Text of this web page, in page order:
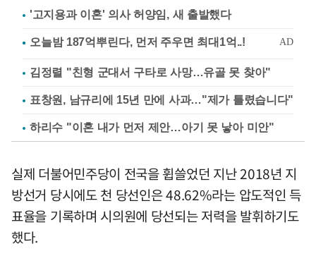
'고지용과 이혼' 의사 허양임, 새 출발했다
김정렬 "친형 군대서 구타로 사망…유골 못 찾아"
표창원, 남규리에 15년 만에 사과…"제가 틀렸습니다"
하리수 "이혼 내가 먼저 제안…아기 못 낳아 미안"
실제 더불어민주당이 전국을 휩쓸었던 지난 2018년 지
방선거 당시에도 천 당선인은 48.62%라는 압도적인 득
표율을 기록하며 시의원에 당선되는 저력을 발휘하기도
했다.